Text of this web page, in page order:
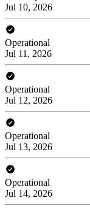
Jul 10, 2026
Operational
Jul 11, 2026
Operational
Jul 12, 2026
Operational
Jul 13, 2026
Operational
Jul 14, 2026